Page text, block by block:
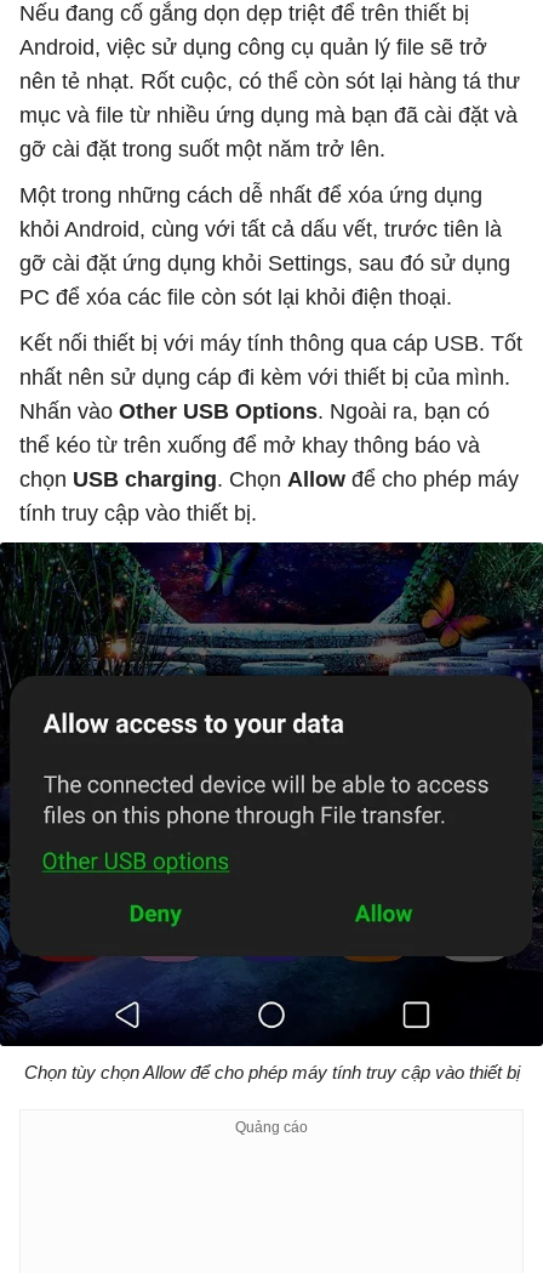
Nếu đang cố gắng dọn dẹp triệt để trên thiết bị
Android, việc sử dụng công cụ quản lý file sẽ trở
nên tẻ nhạt. Rốt cuộc, có thể còn sót lại hàng tá thư
mục và file từ nhiều ứng dụng mà bạn đã cài đặt và
gỡ cài đặt trong suốt một năm trở lên.
Một trong những cách dễ nhất để xóa ứng dụng
khỏi Android, cùng với tất cả dấu vết, trước tiên là
gỡ cài đặt ứng dụng khỏi Settings, sau đó sử dụng
PC để xóa các file còn sót lại khỏi điện thoại.
Kết nối thiết bị với máy tính thông qua cáp USB. Tốt
nhất nên sử dụng cáp đi kèm với thiết bị của mình.
Nhấn vào Other USB Options. Ngoài ra, bạn có
thể kéo từ trên xuống để mở khay thông báo và
chọn USB charging. Chọn Allow để cho phép máy
tính truy cập vào thiết bị.
Chọn tùy chọn Allow để cho phép máy tính truy cập vào thiết bị